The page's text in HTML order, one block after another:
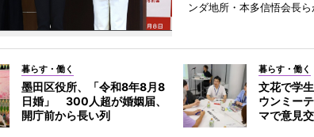
ンダ地所・本多信悟会長ら
暮らす・働く
墨田区役所、「令和8年8月8
日婚」 300人超が婚姻届、
開庁前から長い列
暮らす・働く
文花で学
ウンミー
マで意見